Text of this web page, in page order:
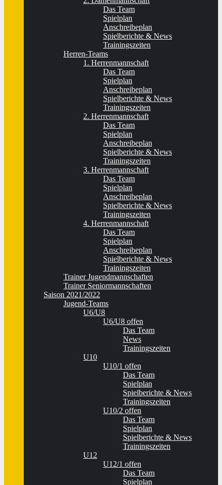
Das Team
Spielplan
Anschreibeplan
Spielberichte & News
Trainingszeiten
Herren-Teams
1. Herrenmannschaft
Das Team
Spielplan
Anschreibeplan
Spielberichte & News
Trainingszeiten
2. Herrenmannschaft
Das Team
Spielplan
Anschreibeplan
Spielberichte & News
Trainingszeiten
3. Herrenmannschaft
Das Team
Spielplan
Anschreibeplan
Spielberichte & News
Trainingszeiten
4. Herrenmannschaft
Das Team
Spielplan
Anschreibeplan
Spielberichte & News
Trainingszeiten
Trainer Jugendmannschaften
Trainer Seniormannschaften
Saison 2021/2022
Jugend-Teams
U6/U8
U6/U8 offen
Das Team
News
Trainingszeiten
U10
U10/1 offen
Das Team
Spielplan
Spielberichte & News
Trainingszeiten
U10/2 offen
Das Team
Spielplan
Spielberichte & News
Trainingszeiten
U12
U12/1 offen
Das Team
Spielplan